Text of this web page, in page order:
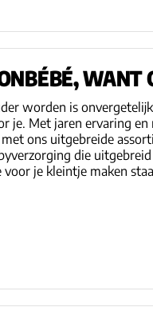
WANT
worden is
je. Met jaren ervaring
met ons uitgebreide
die
voor je kleintje maken